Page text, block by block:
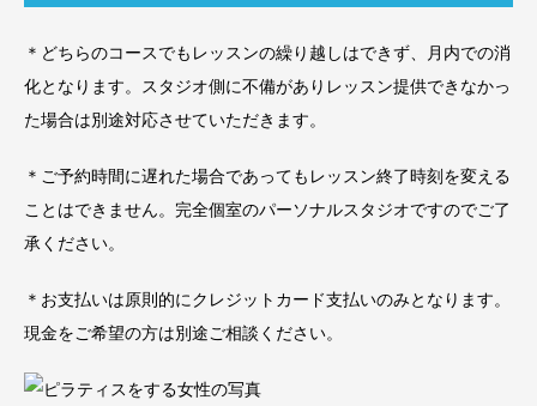
＊どちらのコースでもレッスンの繰り越しはできず、月内での消
化となります。スタジオ側に不備がありレッスン提供できなかっ
た場合は別途対応させていただきます。
＊ご予約時間に遅れた場合であってもレッスン終了時刻を変える
ことはできません。完全個室のパーソナルスタジオですのでご了
承ください。
＊お支払いは原則的にクレジットカード支払いのみとなります。
現金をご希望の方は別途ご相談ください。